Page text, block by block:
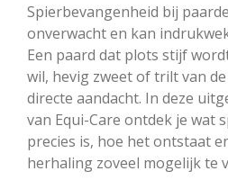
Spierbevangenheid bij
onverwacht en kan
Een paard dat plots stijf
wil, hevig zweet of trilt van
directe aandacht. In deze
van Equi-Care ontdek je wat
precies is, hoe het ontstaat
herhaling zoveel mogelijk te